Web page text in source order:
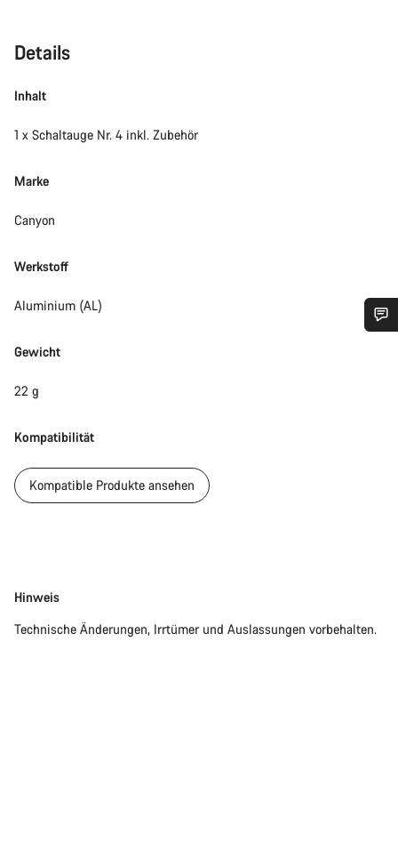
Details
Inhalt
1 x Schaltauge Nr. 4 inkl. Zubehör
Marke
Canyon
Werkstoff
Aluminium (AL)
Gewicht
22 g
Kompatibilität
Kompatible Produkte ansehen
Disclaimer
Hinweis
Technische Änderungen, Irrtümer und Auslassungen vorbehalten.
Benötigst du Hilfe?
Schließen